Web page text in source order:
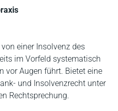
einer Insolvenz des
im Vorfeld systematisch
vor Augen führt. Bietet eine
und Insolvenzrecht unter
Rechtsprechung.